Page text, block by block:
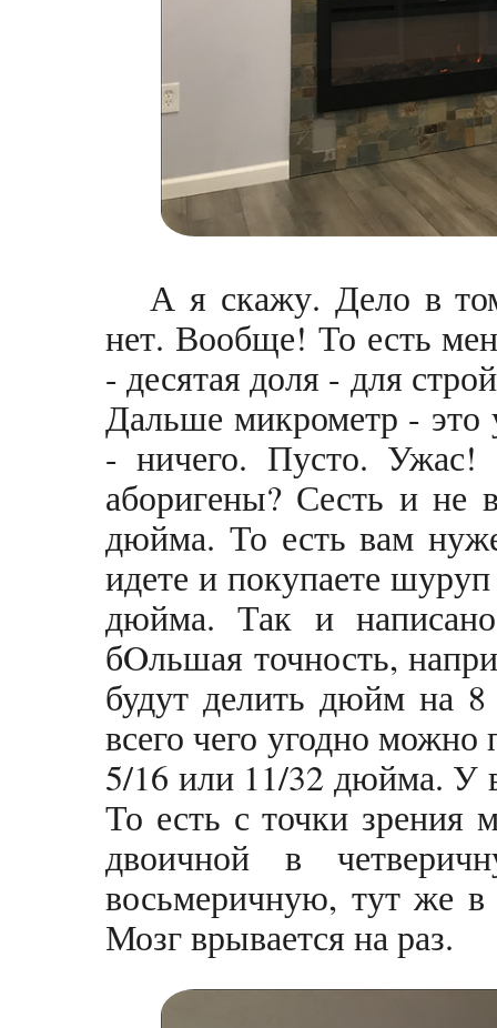
А я скажу. Дело в
нет. Вообще! То есть
- десятая доля - для
Дальше микрометр -
- ничего. Пусто.
аборигены? Сесть и не
дюйма. То есть вам
идете и покупаете
дюйма. Так и
бOльшая точность,
будут делить дюйм на
всего чего угодно можно
5/16 или 11/32 дюйма. У
То есть с точки зрения
двоичной в
восьмеричную, тут же в
Мозг врывается на раз.